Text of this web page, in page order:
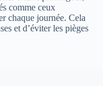
comme ceux
chaque journée. Cela
et d’éviter les pièges